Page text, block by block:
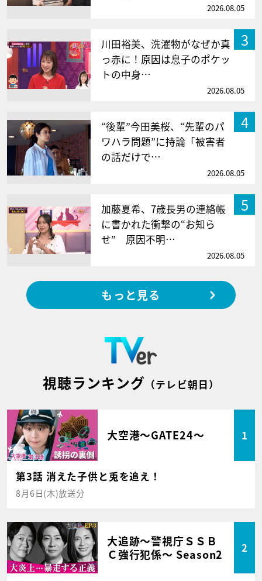
2026.08.05
3
川田裕美、洗濯物がなぜか真
っ赤に！原因は息子のポケッ
トの中身…
2026.08.05
4
“後輩”今田美桜、“先輩のパ
ワハラ問題”に持論「被害者
の話だけで…
2026.08.05
5
加藤夏希、7歳長男の連絡帳
に書かれた衝撃の“お知ら
せ” 原因不明…
2026.08.05
もっと見る
視聴ランキング （テレビ朝日）
大空港～GATE24～ 1
第3話 消えた子供と兎を追え！
8月6日(木)放送分
大追跡～警視庁ＳＳＢ
Ｃ強行犯係～ Season2
2